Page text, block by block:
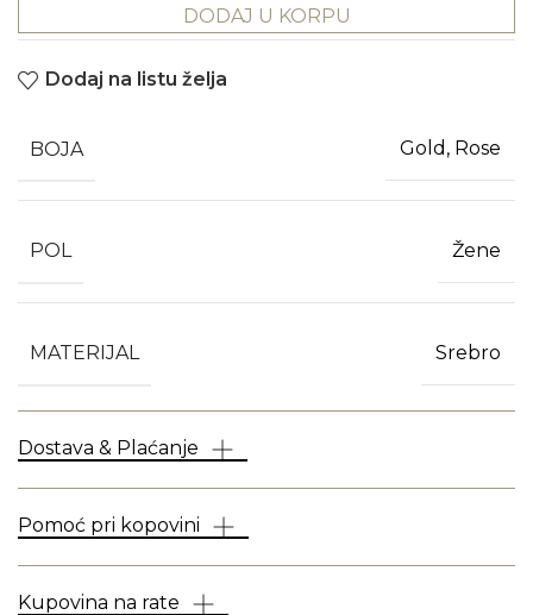
DODAJ U KORPU
Dodaj na listu želja
BOJA Gold, Rose
POL Žene
MATERIJAL Srebro
Dostava & Plaćanje
Pomoć pri kopovini
Kupovina na rate